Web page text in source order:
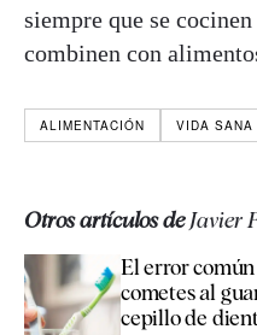
siempre que se
combinen con
ALIMENTACIÓN VIDA SANA
Otros artículos deJavier
El error
cometes al
cepillo de